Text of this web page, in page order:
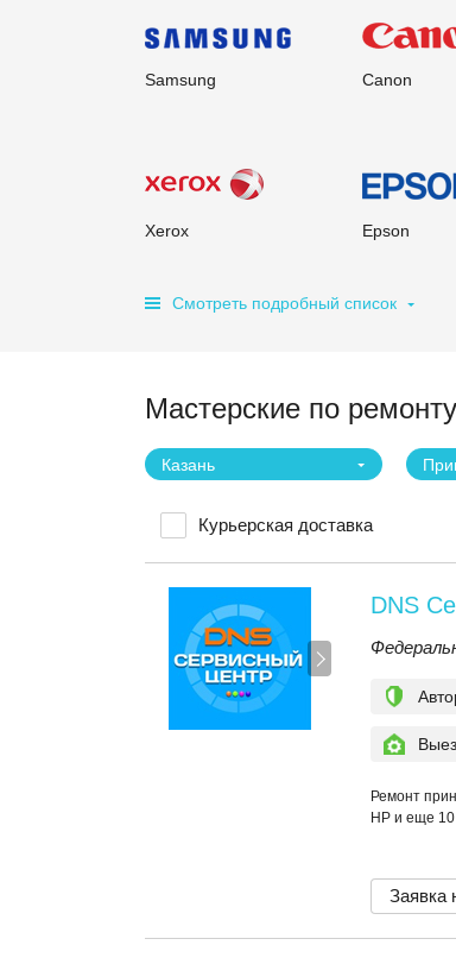
Samsung Canon
Xerox Epson
Смотреть подробный список
Мастерские по
Казань
Курьерская доставка
DNS
Ремонт
HP и еще
Заявка